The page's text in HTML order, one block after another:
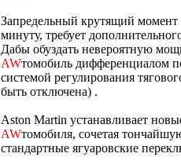
Запредельный крутящий
минуту, требует
Дабы обуздать невероятную
AWтомобиль дифференциалом
системой регулирования
быть отключена) .
Aston Martin устанавливает
AWтомобиля, сочетая
стандартные ягуаровские